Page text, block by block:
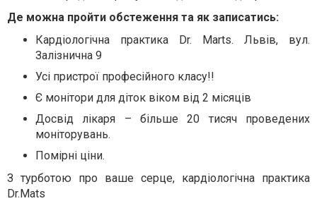
Де можна пройти обстеження та як записатись:
Кардіологічна практика Dr. Marts. Львів, вул.
Залізнична 9
Усі пристрої професійного класу!!
Є монітори для діток віком від 2 місяців
Досвід лікаря – більше 20 тисяч проведених
моніторувань.
Помірні ціни.
З турботою про ваше серце, кардіологічна практика
Dr.Mats